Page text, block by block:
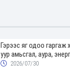
Гэрээс яг одоо гаргаж
уур амьсгал, аура,
2026/07/30